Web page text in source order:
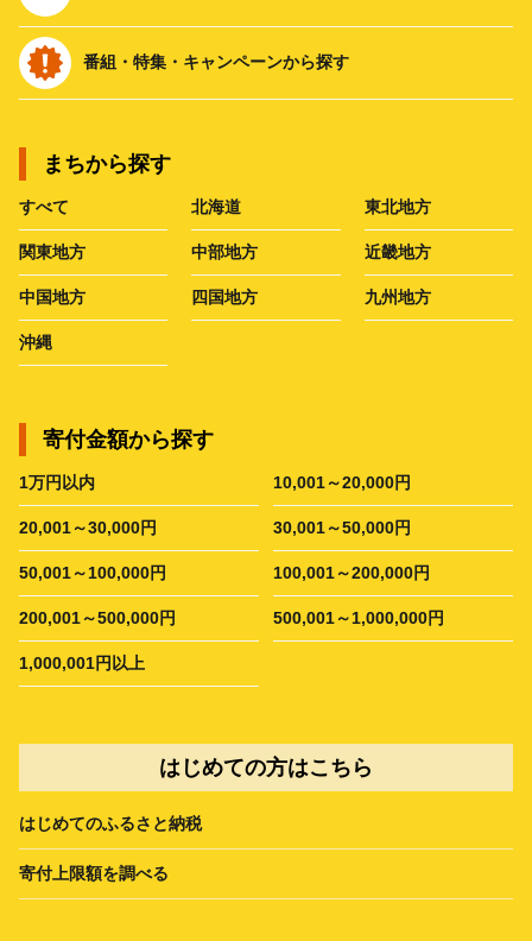
番組・特集・キャンペーンから探す
まちから探す
すべて 北海道 東北地方
関東地方 中部地方 近畿地方
中国地方 四国地方 九州地方
沖縄
寄付金額から探す
1万円以内 10,001～20,000円
20,001～30,000円 30,001～50,000円
50,001～100,000円 100,001～200,000円
200,001～500,000円 500,001～1,000,000円
1,000,001円以上
はじめての方はこちら
はじめてのふるさと納税
寄付上限額を調べる